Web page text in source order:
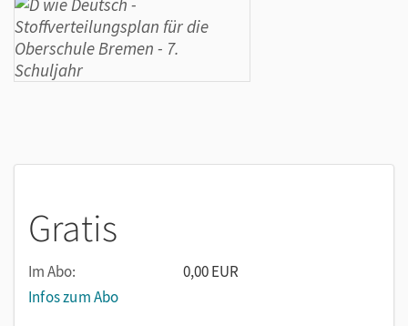
Gratis
Im Abo:
0,00 EUR
Infos zum Abo